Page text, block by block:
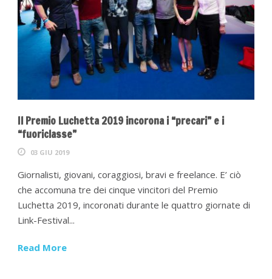
Il Premio Luchetta 2019 incorona i “precari” e i
“fuoriclasse”
03 GIU 2019
Giornalisti, giovani, coraggiosi, bravi e freelance. E’ ciò
che accomuna tre dei cinque vincitori del Premio
Luchetta 2019, incoronati durante le quattro giornate di
Link-Festival...
Read More